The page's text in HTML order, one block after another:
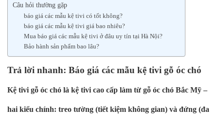
Câu hỏi thường gặp
báo giá các mẫu kệ tivi có tốt không?
báo giá các mẫu kệ tivi giá bao nhiêu?
Mua báo giá các mẫu kệ tivi ở đâu uy tín tại Hà Nội?
Bảo hành sản phẩm bao lâu?
Trả lời nhanh: Báo giá các mẫu kệ tivi gỗ óc chó
Kệ tivi gỗ óc chó là kệ tivi cao cấp làm từ gỗ óc chó Bắc Mỹ –
hai kiểu chính: treo tường (tiết kiệm không gian) và đứng (đa